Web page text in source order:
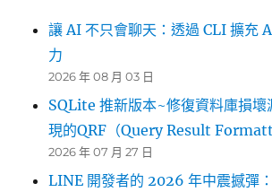
讓 AI 不只會聊天：透過 CLI 擴充
力
2026 年 08 月 03 日
SQLite 推新版本~修復資料庫損壞
現的QRF（Query Result
2026 年 07 月 27 日
LINE 開發者的 2026 年中震撼彈